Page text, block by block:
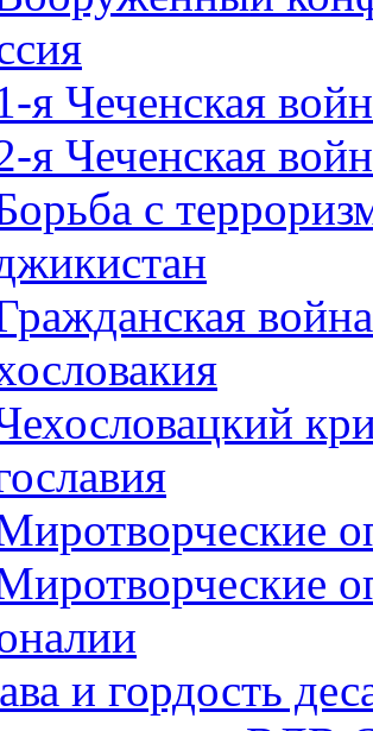
я Чеченская
я Чеченская
с
и гордость